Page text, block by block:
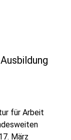
für Arbeit
März